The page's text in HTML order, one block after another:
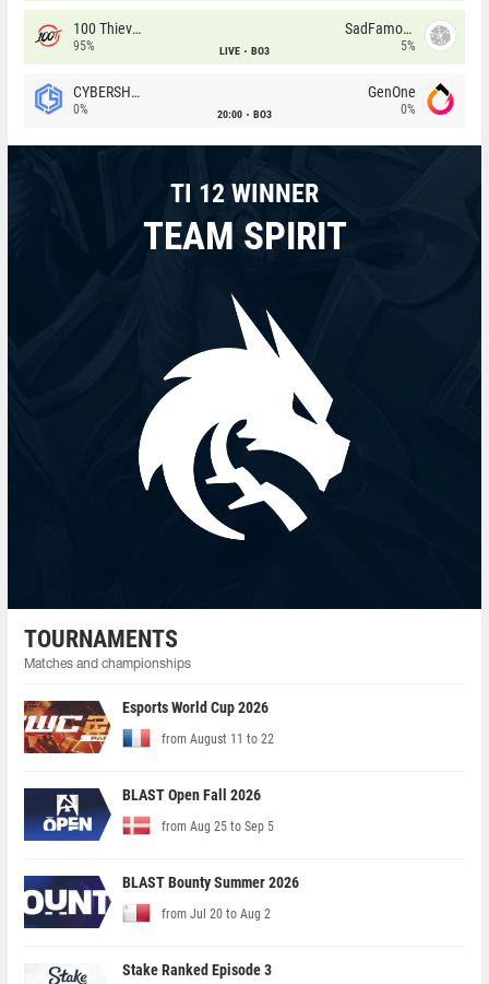
100 Thieves
95% LIVE BO3
SadFamous
5%
CYBERSHOKE
0% 20:00 BO3
GenOne
0%
TI 12 WINNER
TEAM SPIRIT
TOURNAMENTS
Matches and championships
Esports World Cup 2026
from August 11 to 22
BLAST Open Fall 2026
from Aug 25 to Sep 5
BLAST Bounty Summer 2026
from Jul 20 to Aug 2
Stake Ranked Episode 3